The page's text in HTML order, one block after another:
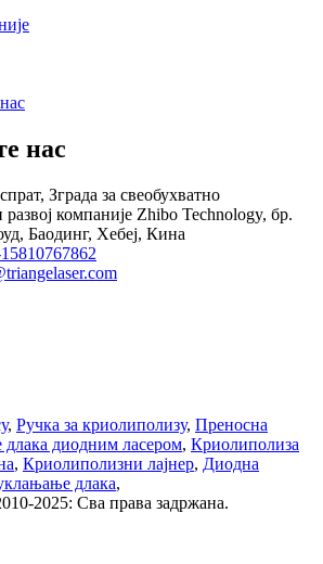
нас
Зграда за свеобухватно
компаније Zhibo Technology, бр.
Баодинг, Хебеј, Кина
, Ручка за криолиполизу, Преносна
диодним ласером, Криолиполиза
, Криолиполизни лајнер, Диодна
длака,
2025: Сва права задржана.